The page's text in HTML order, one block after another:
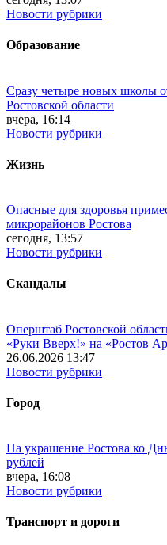
Новости рубрики
Образование
Сразу четыре новых школы
Ростовской области
вчера, 16:14
Новости рубрики
Жизнь
Опасные для здоровья
микрорайонов Ростова
сегодня, 13:57
Новости рубрики
Скандалы
Оперштаб Ростовской
«Руки Вверх!» на «Ростов
26.06.2026 13:47
Новости рубрики
Город
На украшение Ростова ко
рублей
вчера, 16:08
Новости рубрики
Транспорт и дороги